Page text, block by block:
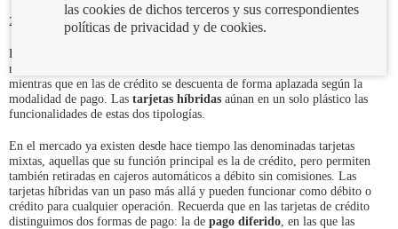
29/11/2021
La principal diferencia entre las tarjetas de
realizas un pago con las primeras, se carga en tu cuenta inmediatamente,
mientras que en las de crédito se descuenta de forma aplazada según la
modalidad de pago. Las tarjetas híbridas aúnan en un solo plástico las
funcionalidades de estas dos tipologías.
En el mercado ya existen desde hace tiempo las denominadas tarjetas
mixtas, aquellas que su función principal es la de crédito, pero permiten
también retiradas en cajeros automáticos a débito sin comisiones. Las
tarjetas híbridas van un paso más allá y pueden funcionar como débito o
crédito para cualquier operación. Recuerda que en las tarjetas de crédito
distinguimos dos formas de pago: la de pago diferido, en las que las
las cookies de dichos terceros y sus correspondientes
políticas de privacidad y de cookies.